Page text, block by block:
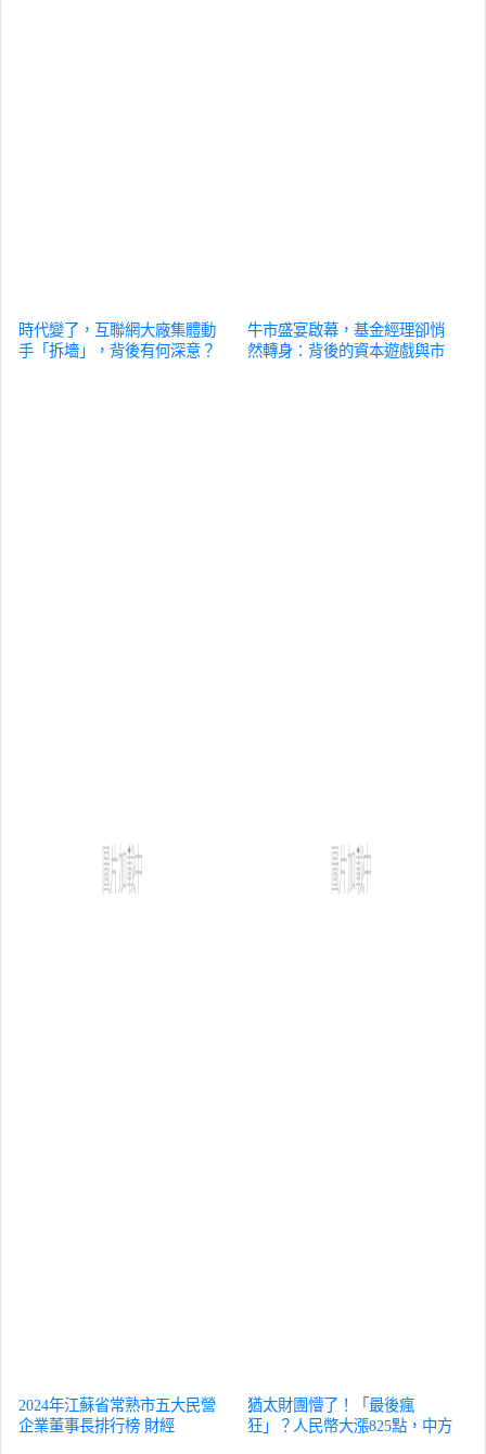
時代變了，互聯網大廠集體動
手「拆墻」，背後有何深意？
牛市盛宴啟幕，基金經理卻悄
然轉身：背後的資本遊戲與市
2024年江蘇省常熟市五大民營
企業董事長排行榜 財經
猶太財團懵了！「最後瘋
狂」？人民幣大漲825點，中方